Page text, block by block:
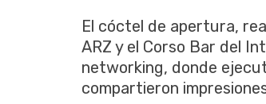
El cóctel de apertura,
ARZ y el Corso Bar del
networking, donde
compartieron